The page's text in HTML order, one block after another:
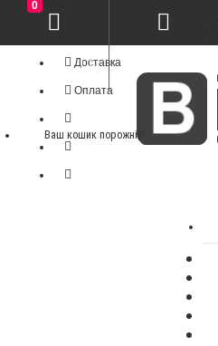
Доставка
Оплата
0
Ваш кошик порожній!